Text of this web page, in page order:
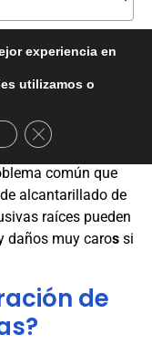
y
en
común que
alcantarillado de
raíces pueden
daños muy caros si
de
experiencia en
utilizamos o
Cerrar el banner